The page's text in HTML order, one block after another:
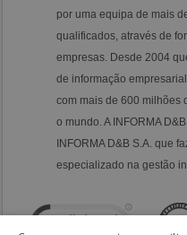
por uma equipa de mais
qualificados, através de
empresas. Desde 2004
de informação
com mais de 600 milhões
o mundo. A INFORMA
INFORMA D&B S.A. que
especializado na gestão